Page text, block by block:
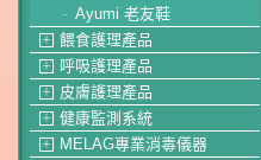
- Ayumi 老友鞋
＋ 餵食護理產品
＋ 呼吸護理產品
＋ 皮膚護理產品
＋ 健康監測系統
＋ MELAG專業消毒儀器